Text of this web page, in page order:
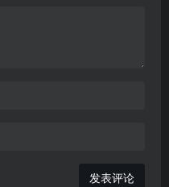
发表评论